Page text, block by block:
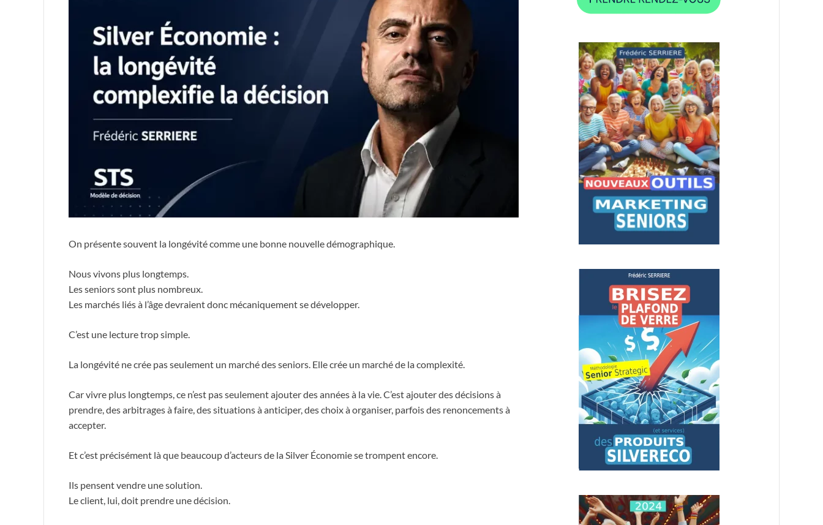
On présente souvent la longévité comme une bonne nouvelle démographique.
Nous vivons plus longtemps.
Les seniors sont plus nombreux.
Les marchés liés à l’âge devraient donc mécaniquement se développer.
C’est une lecture trop simple.
La longévité ne crée pas seulement un marché des seniors. Elle crée un marché de la complexité.
Car vivre plus longtemps, ce n’est pas seulement ajouter des années à la vie. C’est ajouter des décisions à
prendre, des arbitrages à faire, des situations à anticiper, des choix à organiser, parfois des renoncements à
accepter.
Et c’est précisément là que beaucoup d’acteurs de la Silver Économie se trompent encore.
Ils pensent vendre une solution.
Le client, lui, doit prendre une décision.